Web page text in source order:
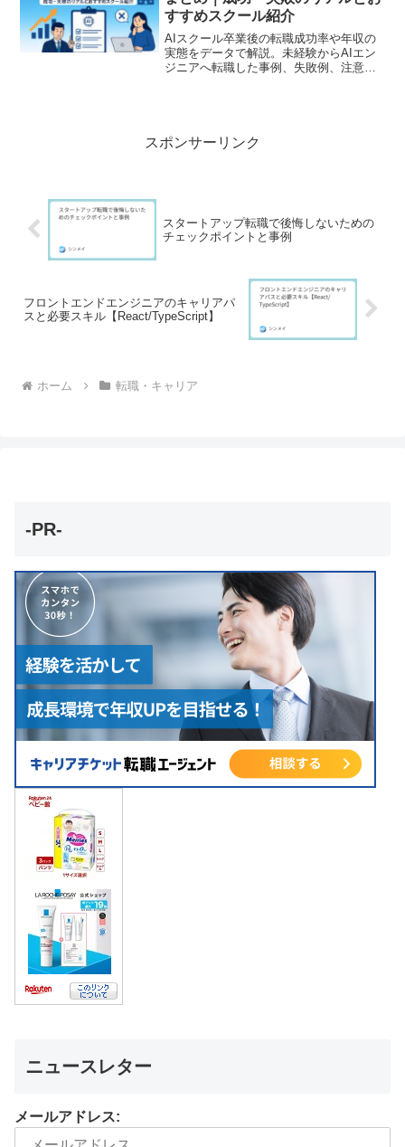
すすめスクール紹介
AIスクール卒業後の転職成功率や年収の
実態をデータで解説。未経験からAIエン
ジニアへ転職した事例、失敗例、注意点
スポンサーリンク
スタートアップ転職で後悔しないための
チェックポイントと事例
フロントエンドエンジニアのキャリアパ
スと必要スキル【React/TypeScript】
ホーム 転職・キャリア
-PR-
ニュースレター
メールアドレス: